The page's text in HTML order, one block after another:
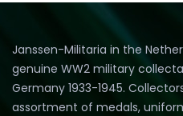
Janssen-Militaria in the
genuine WW2 military
Germany 1933-1945.
assortment of medals,